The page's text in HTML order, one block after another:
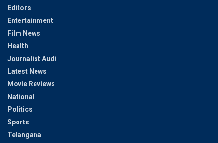
Editors
Entertainment
Film News
Health
Journalist Audi
Latest News
Movie Reviews
National
Politics
Sports
Telangana